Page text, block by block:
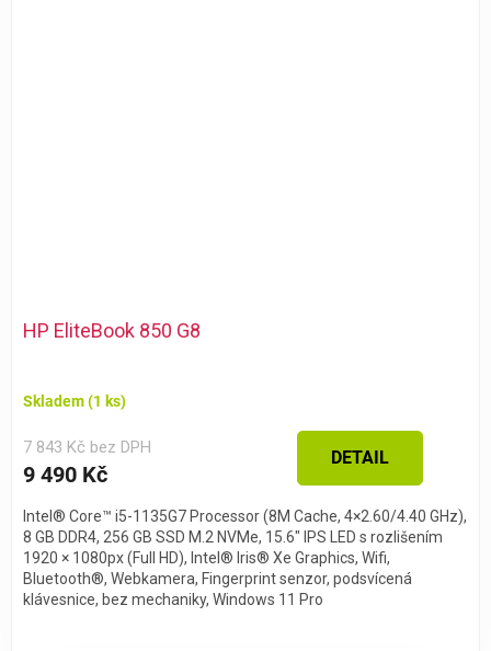
HP EliteBook 850 G8
Skladem(1 ks)
7 843 Kč bez DPH
9 490 Kč
DETAIL
Intel® Core™ i5-1135G7 Processor (8M Cache, 4×2.60/4.40 GHz),
8 GB DDR4, 256 GB SSD M.2 NVMe, 15.6″ IPS LED s rozlišením
1920 × 1080px (Full HD), Intel® Iris® Xe Graphics, Wifi,
Bluetooth®, Webkamera, Fingerprint senzor, podsvícená
klávesnice, bez mechaniky, Windows 11 Pro